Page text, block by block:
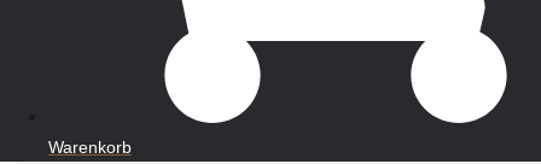
Warenkorb